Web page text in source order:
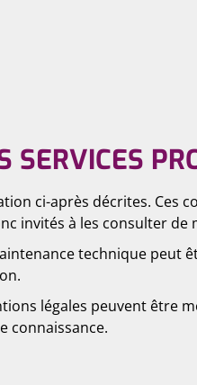
SERVICES
ci-après décrites. Ces
invités à les consulter de
technique peut
légales peuvent être
connaissance.